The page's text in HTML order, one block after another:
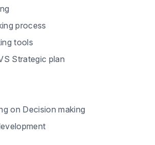
process
tools
Strategic plan
on Decision making